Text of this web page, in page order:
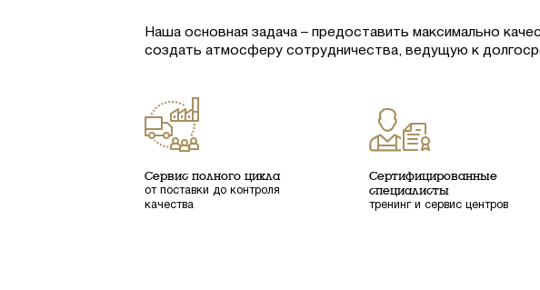
Наша основная задача – предоставить максимально
создать атмосферу сотрудничества, ведущую к
Сервис полного цикла
от поставки до контроля
качества
Сертифицированные
специалисты
тренинг и сервис центров